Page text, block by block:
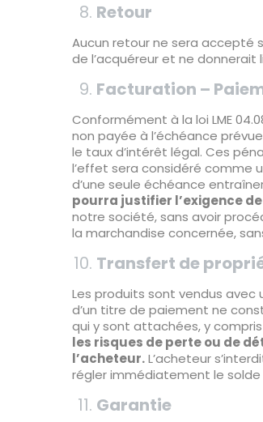
Retour
Aucun retour ne sera accepté
de l’acquéreur et ne donnerait
Facturation –
Conformément à la loi LME
non payée à l’échéance
le taux d’intérêt légal. Ces
l’effet sera considéré comme
d’une seule échéance
pourra justifier l’exigence
notre société, sans avoir
la marchandise concernée,
Transfert de
Les produits sont vendus
d’un titre de paiement ne
qui y sont attachées, y
les risques de perte ou de
l’acheteur.L’acheteur
régler immédiatement le
Garantie